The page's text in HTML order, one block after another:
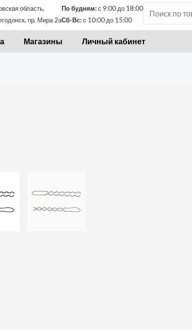
область,
пр. Мира 2а
По будням:с 9:00 до 18:00
Сб-Вс:с 10:00 до 15:00
Искать:
Магазины Личный кабинет